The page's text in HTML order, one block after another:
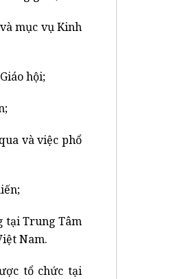
mục vụ Kinh
hội;
và việc phổ
tại Trung Tâm
Nam.
tổ chức tại